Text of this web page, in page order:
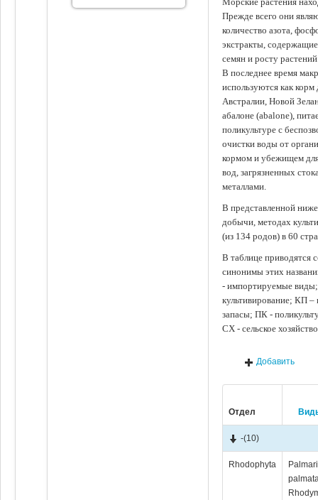
Прежде всего они
количество азота,
экстракты,
семян и росту
В последнее время
используются как
Австралии, Новой
абалоне (abalone),
поликультуре с
очистки воды от
кормом и убежищем
вод, загрязненных
металлами.
В представленной
добычи, методах
(из 134 родов) в 60
В таблице приводятся
синонимы этих
- импортируемые
культивирование; КП
запасы; ПК -
СХ - сельское
Добавить
Отдел
-(10)
Rhodophyta